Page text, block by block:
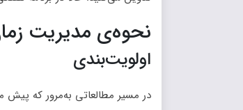
نحوه‌ی مدیریت
اولویت‌بندی
در مسیر مطالعاتی به‌مرور که پیش